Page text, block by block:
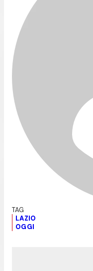
LAZIO
OGGI